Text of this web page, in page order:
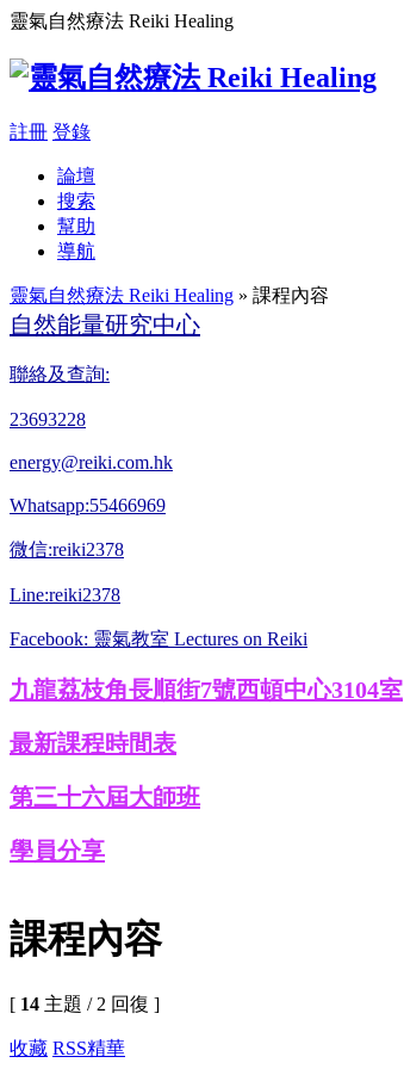
靈氣自然療法 Reiki Healing
註冊 登錄
論壇
搜索
幫助
導航
靈氣自然療法 Reiki Healing » 課程內容
自然能量研究中心
聯絡及查詢:
23693228
energy@reiki.com.hk
Whatsapp:55466969
微信:reiki2378
Line:reiki2378
Facebook: 靈氣教室 Lectures on Reiki
九龍荔枝角長順街7號西頓中心3104室
最新課程時間表
第三十六屆大師班
學員分享
課程內容
[ 14 主題 / 2 回復 ]
收藏 RSS精華